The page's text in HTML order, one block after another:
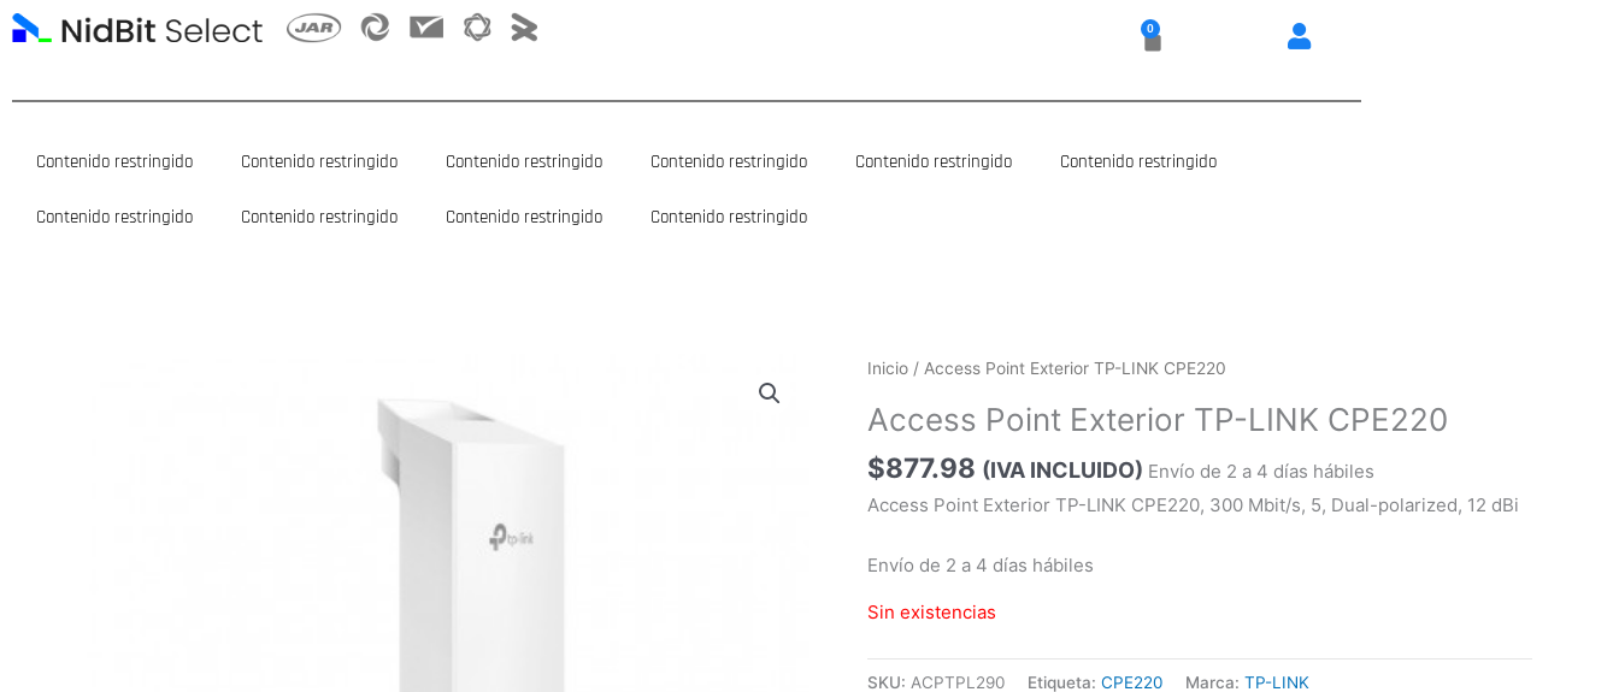
al
0
Carrito
Contenido restringido Contenido restringido Contenido restringido Contenido restringido Contenido restringido Contenido restringido
Contenido restringido Contenido restringido Contenido restringido Contenido restringido
Inicio / Access Point Exterior TP-LINK CPE220
Access Point Exterior TP-LINK CPE220
$877.98 (IVA INCLUIDO) Envío de 2 a 4 días hábiles
Access Point Exterior TP-LINK CPE220, 300 Mbit/s, 5, Dual-polarized, 12 dBi
Envío de 2 a 4 días hábiles
Sin existencias
SKU: ACPTPL290 Etiqueta: CPE220 Marca: TP-LINK